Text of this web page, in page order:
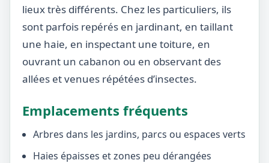
lieux très différents. Chez les particuliers, ils
sont parfois repérés en jardinant, en taillant
une haie, en inspectant une toiture, en
ouvrant un cabanon ou en observant des
allées et venues répétées d’insectes.
Emplacements fréquents
Arbres dans les jardins, parcs ou espaces verts
Haies épaisses et zones peu dérangées